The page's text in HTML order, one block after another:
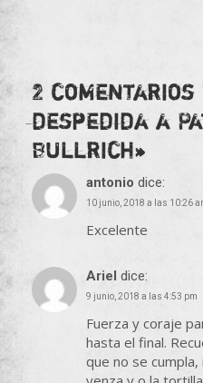
2 comentarios
despedida a
Bullrich»
antonio dice:
10 junio, 2018 a las 10:26
Excelente
Ariel dice:
9 junio, 2018 a las 4:53 pm
Fuerza y coraje
hasta el final.
que no se